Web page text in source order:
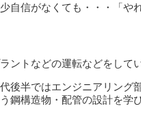
信がなくても・・・「や
トなどの運転などをしてい
半ではエンジニアリン
構造物・配管の設計を学